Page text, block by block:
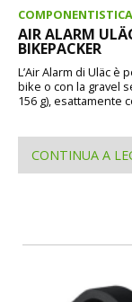
COMPONENTISTICA
AIR ALARM
BIKEPACKER
L’Air Alarm di Uläc
bike o con la gravel
156 g), esattamente
CONTINUA A